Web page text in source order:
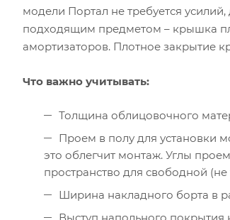
модели Портал не требуется
подходящим предметом – крышка
амортизаторов. Плотное закрытие
Что важно учитывать:
Толщина облицовочного
Проем в полу для установки
это облегчит монтаж. Углы
пространство для свободной
Ширина накладного борта в